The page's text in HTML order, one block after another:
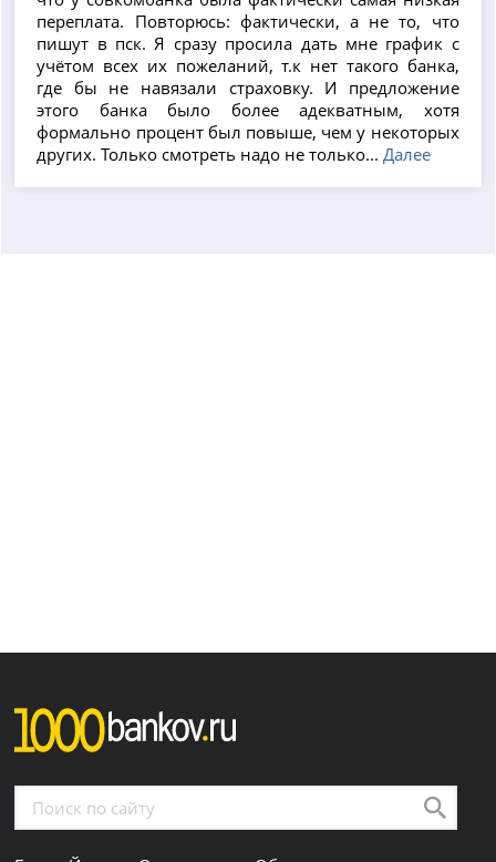
переплата. Повторюсь: фактически, а не то, что
пишут в пск. Я сразу просила дать мне график с
учётом всех их пожеланий, т.к нет такого банка,
где бы не навязали страховку. И предложение
этого банка было более адекватным, хотя
формально процент был повыше, чем у некоторых
других. Только смотреть надо не только...Далее